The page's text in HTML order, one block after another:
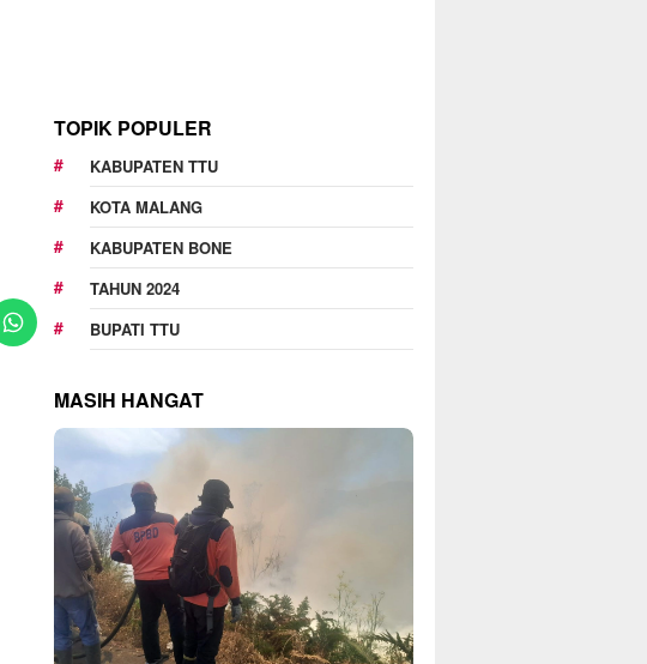
TOPIK POPULER
KABUPATEN TTU
KOTA MALANG
KABUPATEN BONE
TAHUN 2024
BUPATI TTU
MASIH HANGAT